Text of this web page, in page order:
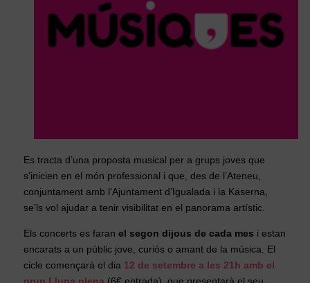
Es tracta d’una proposta musical per a grups joves que
s’inicien en el món professional i que, des de l’Ateneu,
conjuntament amb l’Ajuntament d’Igualada i la Kaserna,
se’ls vol ajudar a tenir visibilitat en el panorama artístic.
Els concerts es faranel segon dijous de cada mes i estan
encarats a un públic jove, curiós o amant de la música. El
cicle començarà el dia 12 de setembre a les 21h amb el